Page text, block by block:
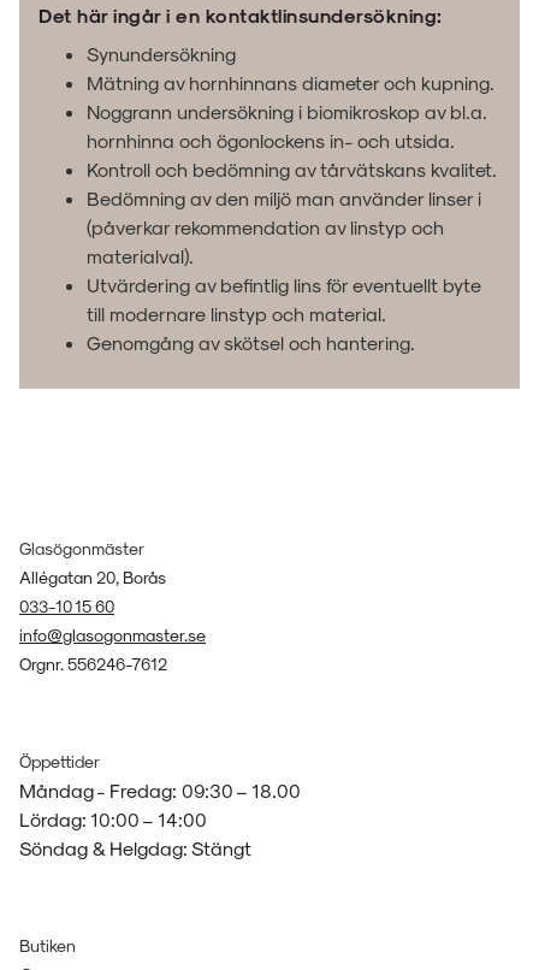
Det här ingår i en kontaktlinsundersökning:
Synundersökning
Mätning av hornhinnans diameter och kupning.
Noggrann undersökning i biomikroskop av bl.a.
hornhinna och ögonlockens in- och utsida.
Kontroll och bedömning av tårvätskans kvalitet.
Bedömning av den miljö man använder linser i
(påverkar rekommendation av linstyp och
materialval).
Utvärdering av befintlig lins för eventuellt byte
till modernare linstyp och material.
Genomgång av skötsel och hantering.
Glasögonmäster
Allégatan 20, Borås
033-10 15 60
info@glasogonmaster.se
Orgnr. 556246-7612
Öppettider
Måndag - Fredag: 09:30 – 18.00
Lördag: 10:00 – 14:00
Söndag & Helgdag: Stängt
Butiken